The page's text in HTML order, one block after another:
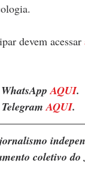
devem acessar
AQUI.
AQUI.
coletivo